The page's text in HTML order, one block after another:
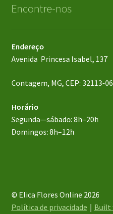
Encontre-nos
Endereço
Avenida Princesa Isabel, 137
Contagem, MG, CEP: 32113-
Horário
Segunda—sábado: 8h–20h
Domingos: 8h–12h
© Elica Flores Online 2026
Política de privacidade
Built